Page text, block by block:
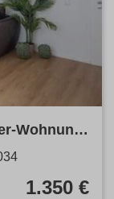
Wohnung
1.350 €